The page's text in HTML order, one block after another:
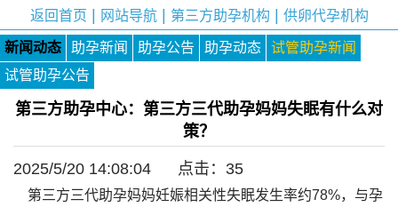
返回首页 网站导航| 第三方助孕机构 供卵代孕机构
新闻动态 助孕新闻 助孕公告 助孕动态
试管助孕新闻
试管助孕公告
第三方助孕中心：第三方三代助孕妈妈失眠有什么对
策？
2025/5/20 14:08:04 点击： 35
第三方三代助孕妈妈妊娠相关性失眠发生率约78%，与孕